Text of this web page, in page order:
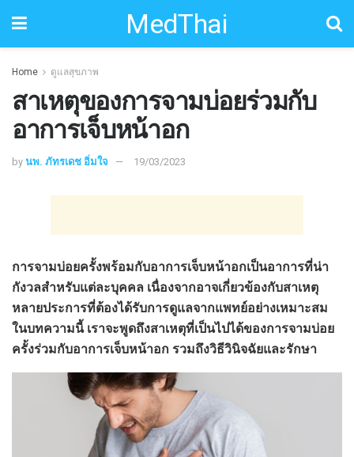
MedThai
Home ดูแลสุขภาพ
สาเหตุของการจามบ่อยร่วมกับ
อาการเจ็บหน้าอก
by นพ. ภัทรเดช อิ่มใจ 19/03/2023
การจามบ่อยครั้งพร้อมกับอาการเจ็บหน้าอกเป็นอาการที่น่า
กังวลสำหรับแต่ละบุคคล เนื่องจากอาจเกี่ยวข้องกับสาเหตุ
หลายประการที่ต้องได้รับการดูแลจากแพทย์อย่างเหมาะสม
ในบทความนี้ เราจะพูดถึงสาเหตุที่เป็นไปได้ของการจามบ่อย
ครั้งร่วมกับอาการเจ็บหน้าอก รวมถึงวิธีวินิจฉัยและรักษา